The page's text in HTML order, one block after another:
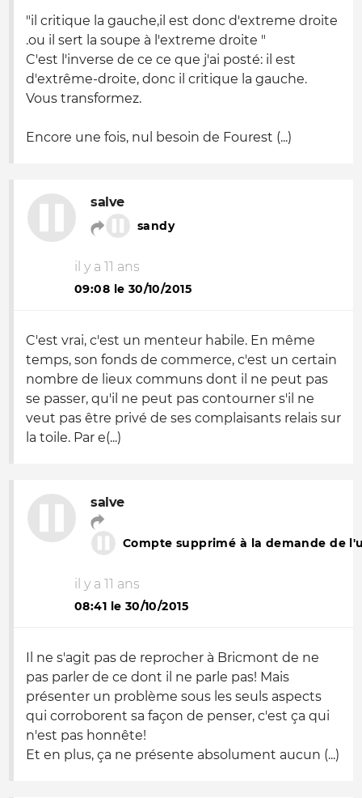
"il critique la gauche,il est donc d'extreme droite
.ou il sert la soupe à l'extreme droite "
C'est l'inverse de ce ce que j'ai posté: il est
d'extrême-droite, donc il critique la gauche.
Vous transformez.
Encore une fois, nul besoin de Fourest (...)
salve
sandy
il y a 11 ans
09:08 le 30/10/2015
C'est vrai, c'est un menteur habile. En même
temps, son fonds de commerce, c'est un certain
nombre de lieux communs dont il ne peut pas
se passer, qu'il ne peut pas contourner s'il ne
veut pas être privé de ses complaisants relais sur
la toile. Par e(...)
salve
Compte supprimé à la demande de
il y a 11 ans
08:41 le 30/10/2015
Il ne s'agit pas de reprocher à Bricmont de ne
pas parler de ce dont il ne parle pas! Mais
présenter un problème sous les seuls aspects
qui corroborent sa façon de penser, c'est ça qui
n'est pas honnête!
Et en plus, ça ne présente absolument aucun (...)